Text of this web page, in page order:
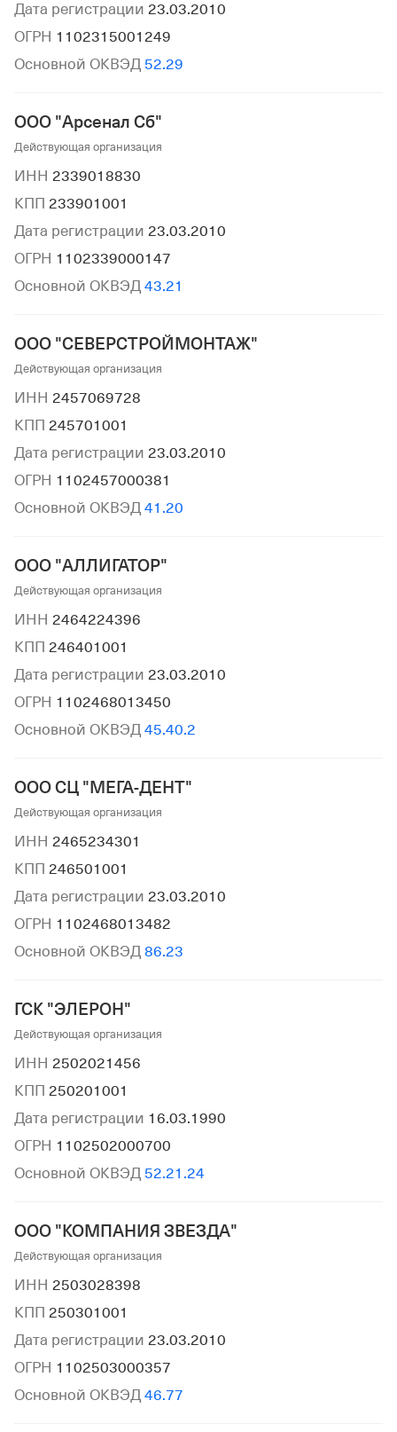
Дата регистрации 23.03.2010
ОГРН 1102315001249
Основной ОКВЭД 52.29
ООО "Арсенал Сб"
Действующая организация
ИНН 2339018830
КПП 233901001
Дата регистрации 23.03.2010
ОГРН 1102339000147
Основной ОКВЭД 43.21
ООО "СЕВЕРСТРОЙМОНТАЖ"
Действующая организация
ИНН 2457069728
КПП 245701001
Дата регистрации 23.03.2010
ОГРН 1102457000381
Основной ОКВЭД 41.20
ООО "АЛЛИГАТОР"
Действующая организация
ИНН 2464224396
КПП 246401001
Дата регистрации 23.03.2010
ОГРН 1102468013450
Основной ОКВЭД 45.40.2
ООО СЦ "МЕГА-ДЕНТ"
Действующая организация
ИНН 2465234301
КПП 246501001
Дата регистрации 23.03.2010
ОГРН 1102468013482
Основной ОКВЭД 86.23
ГСК "ЭЛЕРОН"
Действующая организация
ИНН 2502021456
КПП 250201001
Дата регистрации 16.03.1990
ОГРН 1102502000700
Основной ОКВЭД 52.21.24
ООО "КОМПАНИЯ ЗВЕЗДА"
Действующая организация
ИНН 2503028398
КПП 250301001
Дата регистрации 23.03.2010
ОГРН 1102503000357
Основной ОКВЭД 46.77